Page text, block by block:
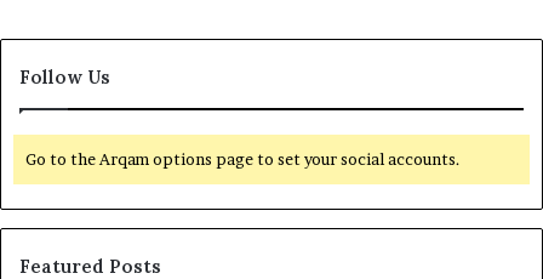
Follow Us
Go to the Arqam options page to set your social accounts.
Featured Posts